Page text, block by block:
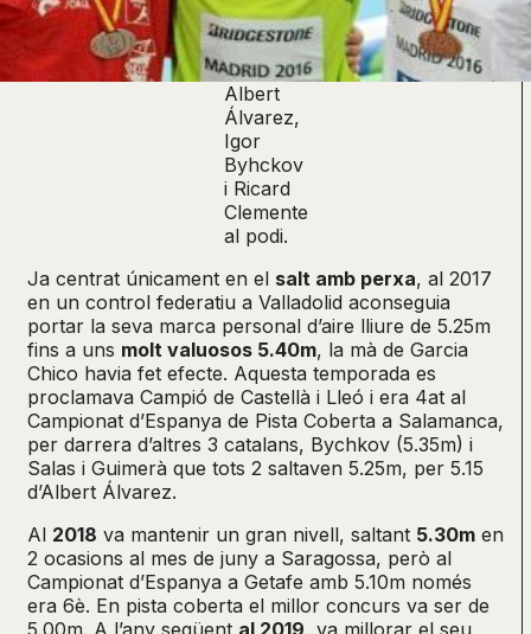
Albert
Álvarez,
Igor
Byhckov
i Ricard
Clemente
al podi.
Ja centrat únicament en el salt amb perxa, al 2017
en un control federatiu a Valladolid aconseguia
portar la seva marca personal d’aire lliure de 5.25m
fins a uns molt valuosos 5.40m, la mà de Garcia
Chico havia fet efecte. Aquesta temporada es
proclamava Campió de Castellà i Lleó i era 4at al
Campionat d’Espanya de Pista Coberta a Salamanca,
per darrera d’altres 3 catalans, Bychkov (5.35m) i
Salas i Guimerà que tots 2 saltaven 5.25m, per 5.15
d’Albert Álvarez.
Al 2018 va mantenir un gran nivell, saltant 5.30m en
2 ocasions al mes de juny a Saragossa, però al
Campionat d’Espanya a Getafe amb 5.10m només
era 6è. En pista coberta el millor concurs va ser de
5.00m. A l’any següent al 2019, va millorar el seu